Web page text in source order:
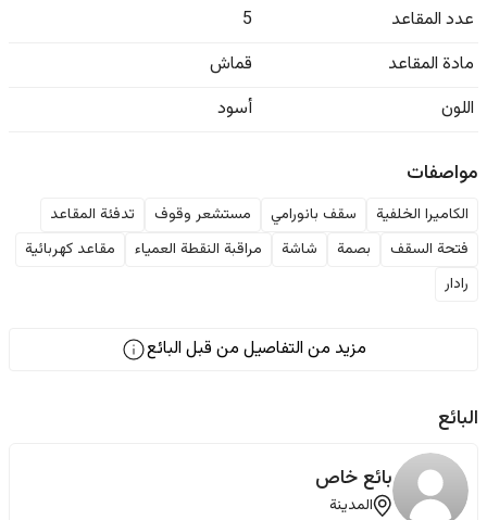
عدد المقاعد
5
مادة المقاعد
قماش
اللون
أسود
مواصفات
الكاميرا الخلفية سقف بانورامي مستشعر وقوف
تدفئة المقاعد
فتحة السقف
بصمة شاشة مراقبة النقطة العمياء
مقاعد كهربائية
رادار
مزيد من التفاصيل من قبل البائع
البائع
بائع خاص
المدينة